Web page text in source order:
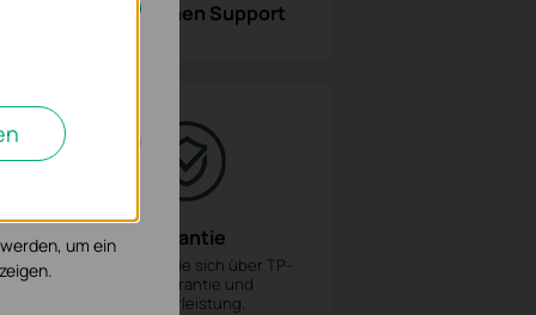
Technischen Support
Garantie
Informieren Sie sich über TP-
Links Garantie und
Gewährleistung.
deaktiviert
um ein